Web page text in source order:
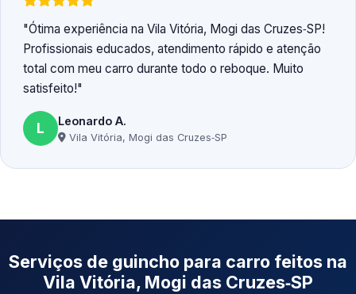
Ótima experiência na Vila Vitória, Mogi das Cruzes‑SP!
Profissionais educados, atendimento rápido e atenção
total com meu carro durante todo o reboque. Muito
satisfeito!
L Leonardo A.
Vila Vitória, Mogi das Cruzes‑SP
Serviços de guincho para carro feitos na
Vila Vitória, Mogi das Cruzes‑SP